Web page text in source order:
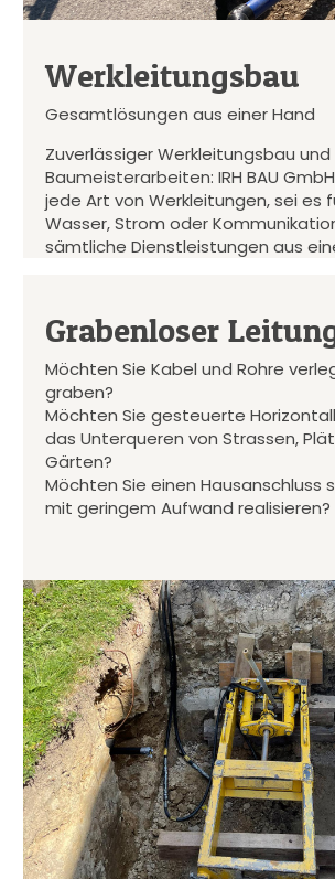
Werkleitungsbau
Gesamtlösungen aus einer Hand
Zuverlässiger Werkleitungsbau und
Baumeisterarbeiten: IRH BAU
jede Art von Werkleitungen, sei es
Wasser, Strom oder
sämtliche Dienstleistungen aus
Grabenloser
Möchten Sie Kabel und Rohre
graben?
Möchten Sie gesteuerte
das Unterqueren von Strassen,
Gärten?
Möchten Sie einen Hausanschluss
mit geringem Aufwand realisieren?